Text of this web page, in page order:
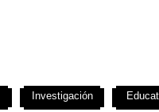
Investigación